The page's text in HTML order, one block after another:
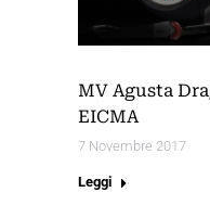
MV Agusta
EICMA
7 Novembre 2017
Leggi